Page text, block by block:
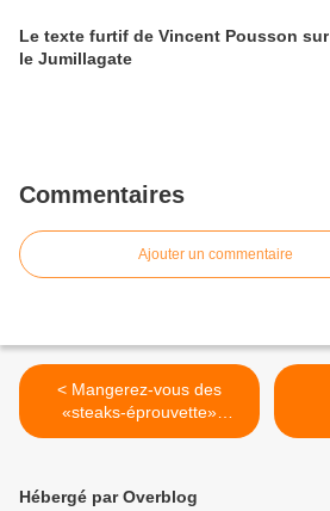
Le texte furtif de Vincent Pousson sur
le Jumillagate
Commentaires
Ajouter un commentaire
< Mangerez-vous des
«steaks-éprouvette»
demain?
Hébergé par Overblog